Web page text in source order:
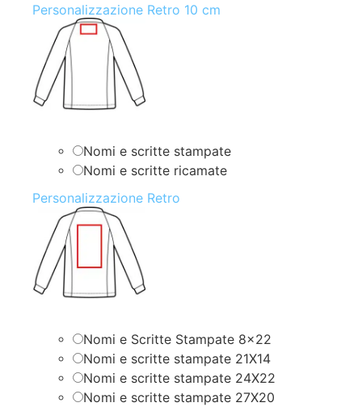
Personalizzazione Retro 10 cm
Nomi e scritte stampate
Nomi e scritte ricamate
Personalizzazione Retro
Nomi e Scritte Stampate 8×22
Nomi e scritte stampate 21X14
Nomi e scritte stampate 24X22
Nomi e scritte stampate 27X20